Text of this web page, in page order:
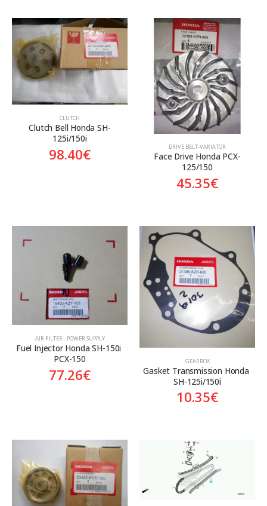
CLUTCH
Clutch Bell Honda SH-
125i/150i
98.40€ DRIVE BELT-VARIATOR
Face Drive Honda PCX-
125/150
45.35€
AIR FILTER - POWER SUPPLY
Fuel Injector Honda SH-150i
PCX-150
77.26€
GEARBOX
Gasket Transmission Honda
SH-125i/150i
10.35€